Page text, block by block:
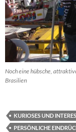
Noch eine hübsche,
Brasilien
KURIOSES UND
PERSÖNLICHE